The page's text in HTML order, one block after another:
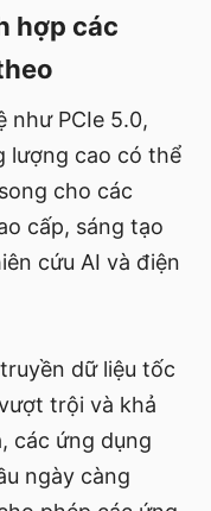
hợp các
như PCIe 5.0,
lượng cao có thể
cho các
cấp, sáng tạo
cứu AI và điện
dữ liệu tốc
trội và khả
các ứng dụng
ngày càng